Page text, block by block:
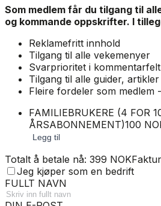
Som medlem får du tilgang til
og kommande oppskrifter. I
Reklamefritt innhold
Tilgang til alle vekemenyer
Svarprioritet i kommentarfelt
Tilgang til alle guider,
Fleire fordeler som medlem
FAMILIEBRUKERE (4 FOR
ÅRSABONNEMENT)100
Legg til
Totalt å betale nå: 399 NOK
Jeg kjøper som en bedrift
FULLT NAVN